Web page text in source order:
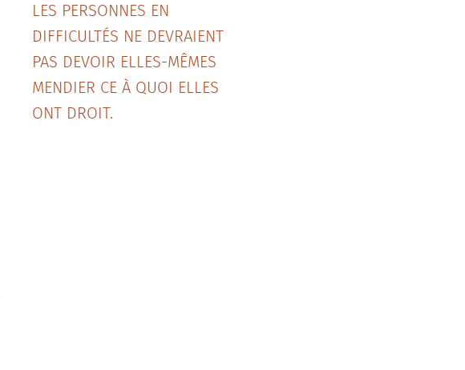
LES PERSONNES EN
DIFFICULTÉS NE DEVRAIENT
PAS DEVOIR ELLES-MÊMES
MENDIER CE À QUOI ELLES
ONT DROIT.